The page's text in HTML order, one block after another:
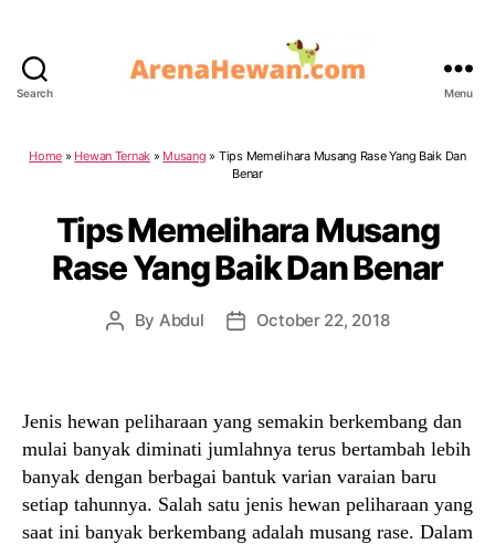
Search Menu
Home » Hewan Ternak » Musang » Tips Memelihara Musang Rase Yang Baik Dan
Benar
Tips Memelihara Musang
Rase Yang Baik Dan Benar
Post
By Abdul
PostOctober 22, 2018
Jenis hewan peliharaan yang semakin berkembang dan
mulai banyak diminati jumlahnya terus bertambah lebih
banyak dengan berbagai bantuk varian varaian baru
setiap tahunnya. Salah satu jenis hewan peliharaan yang
saat ini banyak berkembang adalah musang rase. Dalam